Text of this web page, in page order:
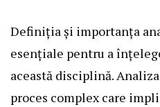
Definiția și importanța
esențiale pentru a
această disciplină.
proces complex care